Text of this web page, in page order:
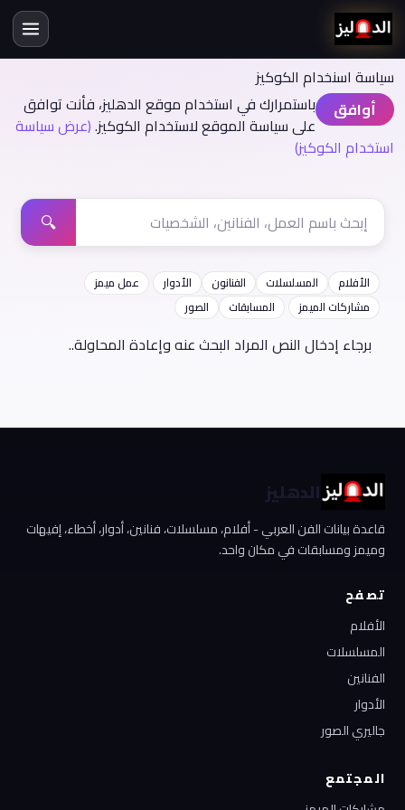
سياسة اسنخدام الكوكيز
أوافق
باستمرارك في استخدام موقع الدهليز، فأنت توافق
على سياسة الموقع لاستخدام الكوكيز.(عرض سياسة
استخدام الكوكيز)
🔍
الأفلام المسلسلات الفنانون الأدوار
عمل ميمز
مشاركات الميمز
المسابقات الصور
برجاء إدخال النص المراد البحث عنه وإعادة المحاولة..
الدهليز
قاعدة بيانات الفن العربي - أفلام، مسلسلات، فنانين، أدوار، أخطاء، إفيهات
وميمز ومسابقات في مكان واحد.
تصفح
الأفلام
المسلسلات
الفنانين
الأدوار
جاليري الصور
المجتمع